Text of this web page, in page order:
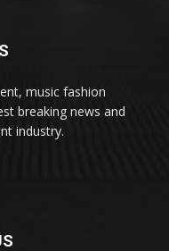
music fashion
breaking news and
industry.